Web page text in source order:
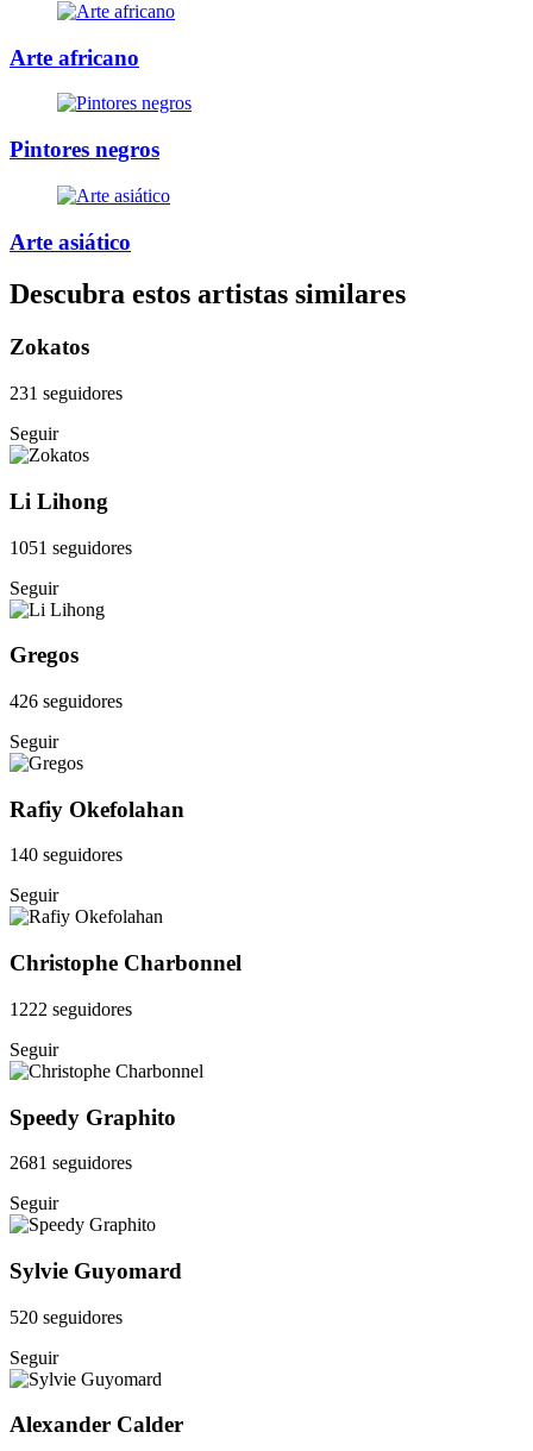
Arte africano
Pintores negros
Arte asiático
Descubra estos artistas similares
Zokatos
231 seguidores
Seguir
Li Lihong
1051 seguidores
Seguir
Gregos
426 seguidores
Seguir
Rafiy Okefolahan
140 seguidores
Seguir
Christophe Charbonnel
1222 seguidores
Seguir
Speedy Graphito
2681 seguidores
Seguir
Sylvie Guyomard
520 seguidores
Seguir
Alexander Calder